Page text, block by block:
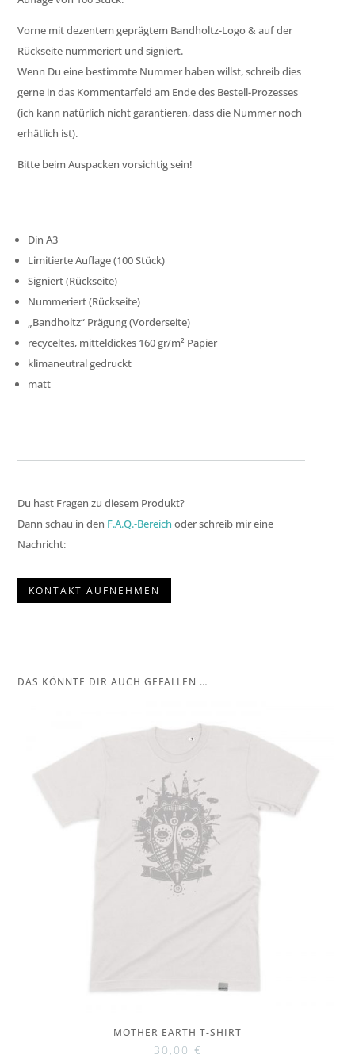
Vorne mit dezentem geprägtem Bandholtz-Logo & auf der
Rückseite nummeriert und signiert.
Wenn Du eine bestimmte Nummer haben willst, schreib dies
gerne in das Kommentarfeld am Ende des Bestell-Prozesses
(ich kann natürlich nicht garantieren, dass die Nummer noch
erhätlich ist).
Bitte beim Auspacken vorsichtig sein!
Din A3
Limitierte Auflage (100 Stück)
Signiert (Rückseite)
Nummeriert (Rückseite)
„Bandholtz“ Prägung (Vorderseite)
recyceltes, mitteldickes 160 gr/m² Papier
klimaneutral gedruckt
matt
Du hast Fragen zu diesem Produkt?
Dann schau in den F.A.Q.-Bereich oder schreib mir eine
Nachricht:
KONTAKT AUFNEHMEN
DAS KÖNNTE DIR AUCH GEFALLEN …
MOTHER EARTH T-SHIRT
30,00 €